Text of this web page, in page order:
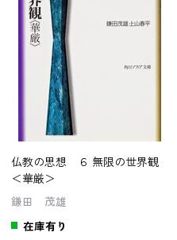
仏教の思想 ６ 無限の世界観
＜華厳＞
鎌田 茂雄
在庫有り